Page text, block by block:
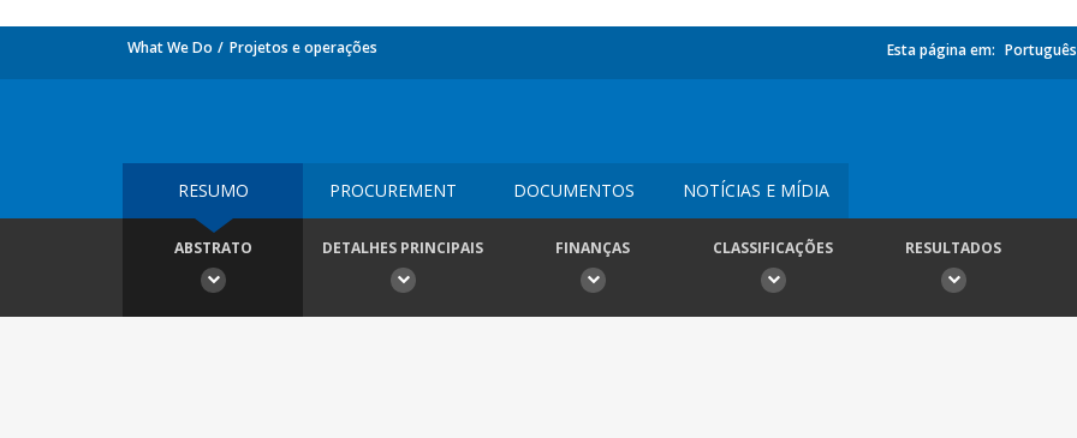
What We Do Projetos e operações Esta página em: Português
RESUMO PROCUREMENT DOCUMENTOS NOTÍCIAS E MÍDIA
ABSTRATO DETALHES PRINCIPAIS FINANÇAS CLASSIFICAÇÕES RESULTADOS